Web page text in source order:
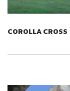
COROLLA CROSS